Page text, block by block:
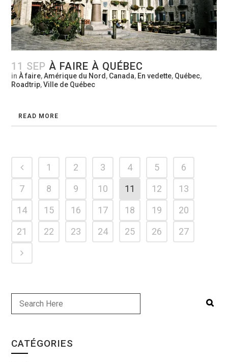
11 SEP À FAIRE À QUÉBEC
inÀ faire,Amérique du Nord , Canada, En vedette, Québec,
Roadtrip,Ville de Québec
READ MORE
1 2 3 4 5
6
7
8 9 10 11 12
13
14
15 16 17 18 19
20
21
22 23 24 25 26 27
CATÉGORIES